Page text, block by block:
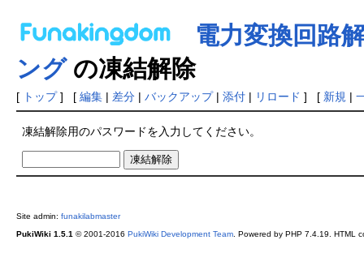
電力変換回路
ングの凍結解除
[ トップ] [ 編集| 差分| バックアップ| 添付| リロード ] [ 新規 |
凍結解除用のパスワードを入力してください。
Site admin: funakilabmaster
PukiWiki 1.5.1© 2001-2016 PukiWiki Development Team. Powered by PHP 7.4.19. HTML